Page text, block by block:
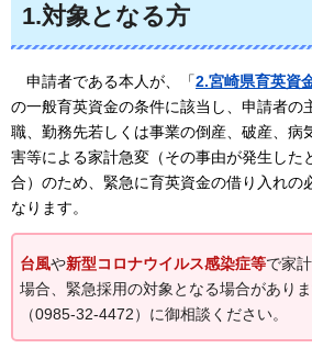
1.対象となる方
申請者である本人が、 「2.宮崎県育英資
の一般育英資金の条件に該当し、申請者の
職、勤務先若しくは事業の倒産、破産、病
害等による家計急変（その事由が発生した
合）のため、緊急に育英資金の借り入れの
なります。
台風や新型コロナウイルス感染症等で家
場合、緊急採用の対象となる場合があり
（0985-32-4472）に御相談ください。